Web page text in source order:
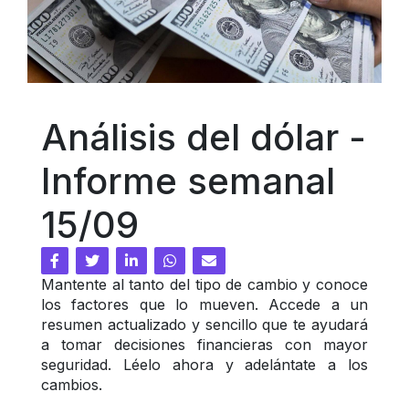
Análisis del dólar -
Informe semanal
15/09
Mantente al tanto del tipo de cambio y conoce
los factores que lo mueven. Accede a un
resumen actualizado y sencillo que te ayudará
a tomar decisiones financieras con mayor
seguridad. Léelo ahora y adelántate a los
cambios.